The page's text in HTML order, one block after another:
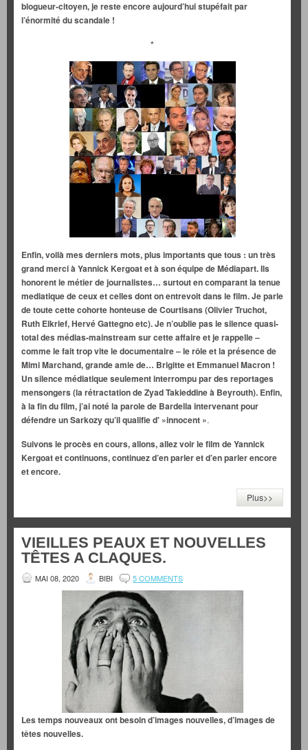
blogueur-citoyen, je reste encore aujourd’hui stupéfait par
l’énormité du scandale !
*
Enfin, voilà mes derniers mots, plus importants que tous : un très
grand merci à Yannick Kergoat et à son équipe de Médiapart. Ils
honorent le métier de journalistes… surtout en comparant la tenue
mediatique de ceux et celles dont on entrevoit dans le film. Je parle
de toute cette cohorte honteuse de Courtisans (Olivier Truchot,
Ruth Elkrief, Hervé Gattegno etc). Je n’oublie pas le silence quasi-
total des médias-mainstream sur cette affaire et je rappelle –
comme le fait trop vite le documentaire – le rôle et la présence de
Mimi Marchand, grande amie de… Brigitte et Emmanuel Macron !
Un silence médiatique seulement interrompu par des reportages
mensongers (la rétractation de Zyad Takieddine à Beyrouth). Enfin,
à la fin du film, j’ai noté la parole de Bardella intervenant pour
défendre un Sarkozy qu’il qualifie d' »innocent ».
Suivons le procès en cours, allons, allez voir le film de Yannick
Kergoat et continuons, continuez d’en parler et d’en parler encore
et encore.
Plus>>
VIEILLES PEAUX ET NOUVELLES
TÊTES A CLAQUES.
MAI 08, 2020 BIBI 5 COMMENTS
Les temps nouveaux ont besoin d’images nouvelles, d’images de
têtes nouvelles.